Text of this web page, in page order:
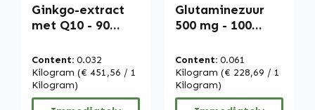
Ginkgo-extract
met Q10 - 90
makkelijk te
slikken - vegan |
Warnke
Vitalstoffe
Content: 0.032
Kilogram (€ 451,56 / 1
Kilogram)
Glutaminezuur
500 mg - 100
gemakkelijk te
slikken - hoog
gedoseerd &
vegan | Warnke
Content: 0.061
Kilogram (€ 228,69 / 1
Kilogram)